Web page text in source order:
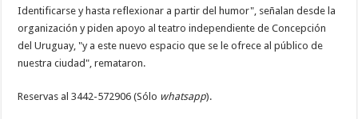
Identificarse y hasta reflexionar a partir del humor", señalan desde la
organización y piden apoyo al teatro independiente de Concepción
del Uruguay, "y a este nuevo espacio que se le ofrece al público de
nuestra ciudad", remataron.
Reservas al 3442-572906 (Sólo whatsapp).